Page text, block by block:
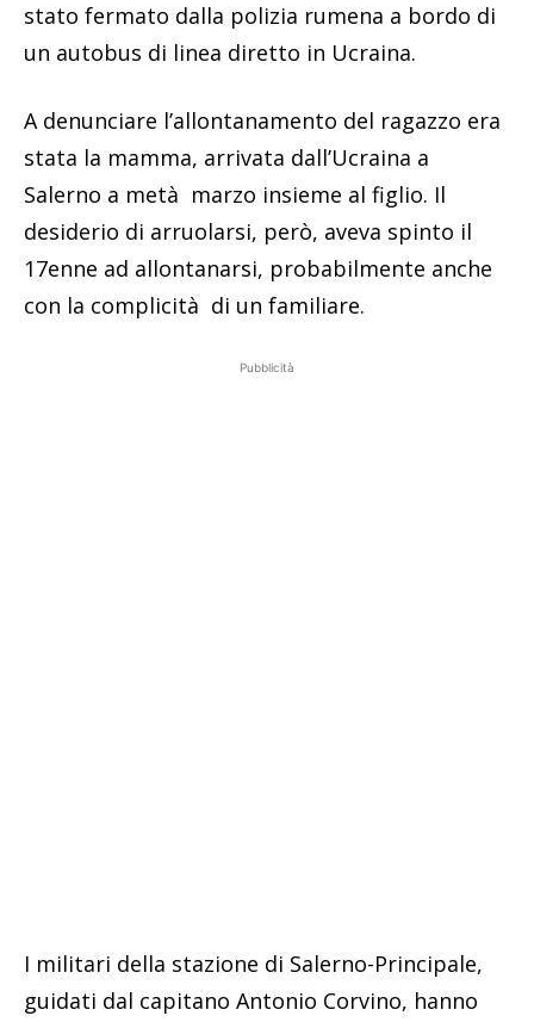
stato fermato dalla polizia rumena a bordo di
un autobus di linea diretto in Ucraina.
A denunciare l’allontanamento del ragazzo era
stata la mamma, arrivata dall’Ucraina a
Salerno a metà marzo insieme al figlio. Il
desiderio di arruolarsi, però, aveva spinto il
17enne ad allontanarsi, probabilmente anche
con la complicità di un familiare.
Pubblicità
I militari della stazione di Salerno-Principale,
guidati dal capitano Antonio Corvino, hanno